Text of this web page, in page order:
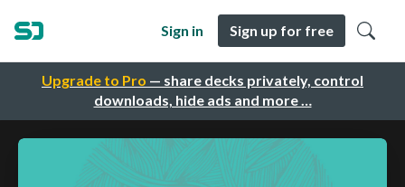
Upgrade to Pro — share decks privately, control
downloads, hide ads and more …
Sign in Sign up for free